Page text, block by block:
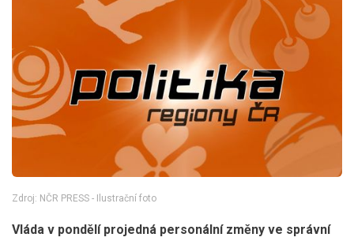
Zdroj: NČR PRESS - Ilustrační foto
Vláda v pondělí projedná personální změny ve správní